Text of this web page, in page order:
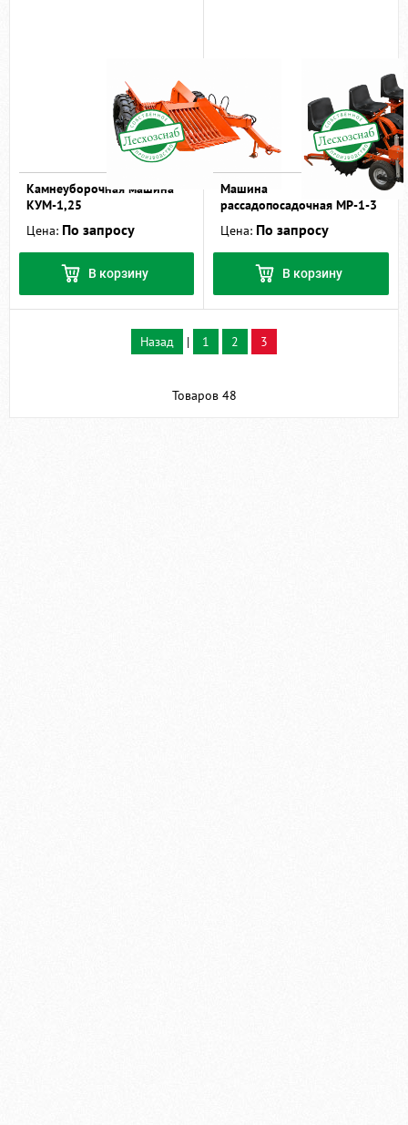
Камнеуборочная машина
КУМ-1,25
Цена: По запросу
В корзину
Машина
рассадопосадочная МР-1-3
Цена: По запросу
В корзину
Товаров 48
Назад | 1 2 3